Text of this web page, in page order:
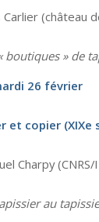
Carlier (château
boutiques » de
26 février
et copier (XIXe
Charpy
au